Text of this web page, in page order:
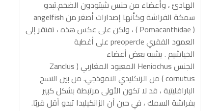
الهادئ ، وأعضاء من جنس شيتودون الضخم.تبدو
سمكة الفراشة وكأنها إصدارات أصغر من angelfish
( Pomacanthidae ) ، ولكن على عكس هذه ، تفتقر إلى
العمود الفقري preopercle على أغطية
الخياشيم . يشبه بعض أعضاء
الجنس Heniochus المعبود المغاربي ( Zanclus
cornutus ) من الزنكليدي النموذجي. من بين النسج
البارافليتية ، قد لا تكون الأولى مرتبطة بشكل كبير
بفراشة السمك ، في حين أن الزانكيليدا تبدو أقل قربًا.